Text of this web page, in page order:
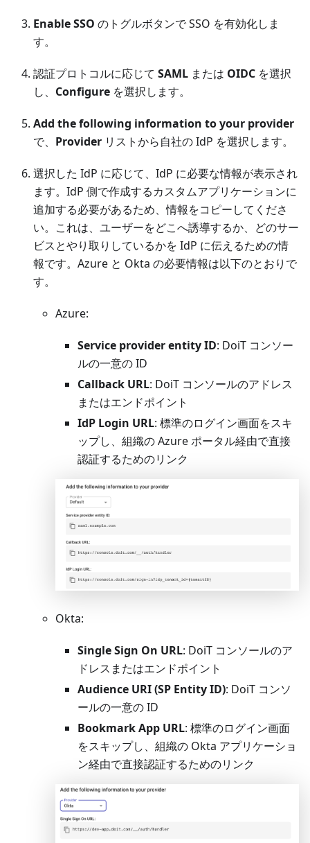
Enable SSO のトグルボタンで SSO を有効化しま
す。
認証プロトコルに応じて SAML または OIDC を選択
し、 Configure を選択します。
Add the following information to your provider
で、 Provider リストから自社の IdP を選択します。
選択した IdP に応じて、IdP に必要な情報が表示され
ます。IdP 側で作成するカスタムアプリケーションに
追加する必要があるため、情報をコピーしてくださ
い。これは、ユーザーをどこへ誘導するか、どのサー
ビスとやり取りしているかを IdP に伝えるための情
報です。Azure と Okta の必要情報は以下のとおりで
す。
Azure:
Service provider entity ID: DoiT コンソー
ルの一意の ID
Callback URL: DoiT コンソールのアドレス
またはエンドポイント
IdP Login URL: 標準のログイン画面をスキ
ップし、組織の Azure ポータル経由で直接
認証するためのリンク
Okta:
Single Sign On URL: DoiT コンソールのア
ドレスまたはエンドポイント
Audience URI (SP Entity ID): DoiT コンソ
ールの一意の ID
Bookmark App URL: 標準のログイン画面
をスキップし、組織の Okta アプリケーショ
ン経由で直接認証するためのリンク